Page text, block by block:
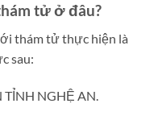
tử ở đâu?
thám tử thực hiện là
sau:
NGHỆ AN.